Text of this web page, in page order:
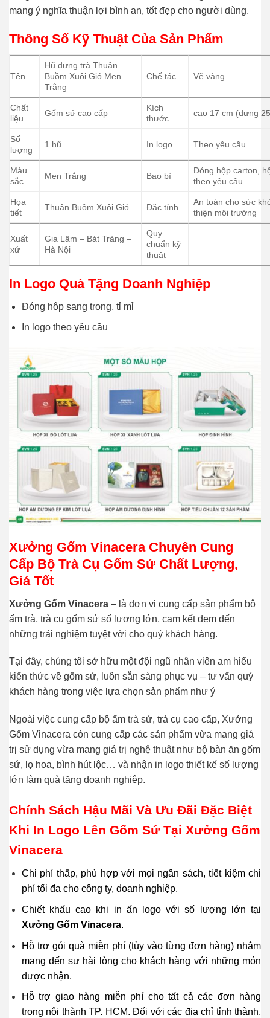
mang ý nghĩa thuận lợi bình an, tốt đẹp cho người dùng.
Thông Số Kỹ Thuật Của Sản Phẩm
Tên
Hũ đựng trà Thuận
Buồm Xuôi Gió Men
Trắng
Chế tác Vẽ vàng
Chất
liệu
Gốm sứ cao cấp
Kích
thước
cao 17 cm (đựng
Số
lượng
1 hũ In logo Theo yêu cầu
Màu
sắc
Men Trắng Bao bì
Đóng hộp carton,
theo yêu cầu
Họa
tiết
Thuận Buồm Xuôi Gió Đặc tính
An toàn cho sức
thiện môi trường
Xuất
xứ
Gia Lâm – Bát Tràng –
Hà Nội
Quy
chuẩn kỹ
thuật
In Logo Quà Tặng Doanh Nghiệp
Đóng hộp sang trọng, tỉ mỉ
In logo theo yêu cầu
Xưởng Gốm Vinacera Chuyên Cung
Cấp Bộ Trà Cụ Gốm Sứ Chất Lượng,
Giá Tốt
Xưởng Gốm Vinacera – là đơn vị cung cấp sản phẩm bộ
ấm trà, trà cụ gốm sứ số lượng lớn, cam kết đem đến
những trải nghiệm tuyệt vời cho quý khách hàng.
Tại đây, chúng tôi sở hữu một đội ngũ nhân viên am hiểu
kiến thức về gốm sứ, luôn sẵn sàng phục vụ – tư vấn quý
khách hàng trong việc lựa chọn sản phẩm như ý
Ngoài việc cung cấp bộ ấm trà sứ, trà cụ cao cấp, Xưởng
Gốm Vinacera còn cung cấp các sản phẩm vừa mang giá
trị sử dụng vừa mang giá trị nghệ thuật như bộ bàn ăn gốm
sứ, lọ hoa, bình hút lộc… và nhận in logo thiết kế số lượng
lớn làm quà tặng doanh nghiệp.
Chính Sách Hậu Mãi Và Ưu Đãi Đặc Biệt
Khi In Logo Lên Gốm Sứ Tại Xưởng Gốm
Vinacera
Chi phí thấp, phù hợp với mọi ngân sách, tiết kiệm chi
phí tối đa cho công ty, doanh nghiệp.
Chiết khấu cao khi in ấn logo với số lượng lớn tại
Xưởng Gốm Vinacera.
Hỗ trợ gói quà miễn phí (tùy vào từng đơn hàng) nhằm
mang đến sự hài lòng cho khách hàng với những món
được nhận.
Hỗ trợ giao hàng miễn phí cho tất cả các đơn hàng
trong nội thành TP. HCM. Đối với các địa chỉ tỉnh thành,